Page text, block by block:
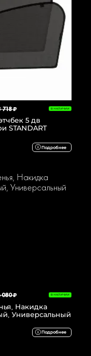
718 ₽ В НАЛИЧИИ
5 дв
STANDART
Подробнее
080 ₽ В НАЛИЧИИ
Накидка
Универсальный
Подробнее